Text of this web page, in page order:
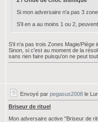
Si mon adversaire n'a pas 3
S'il en a au moins 1 ou 2,
S'il n'a pas trois Zones Magie/Piège
Sinon, si c'est au moment de la
sans rien faire puisqu'on ne peut
Envoyé par pegasus2008 le
Briseur de rituel
Mon adversaire active "Briseur de